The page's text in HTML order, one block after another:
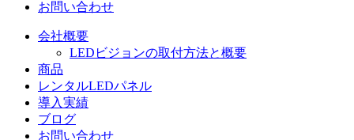
お問い合わせ
会社概要
LEDビジョンの取付方法と概要
商品
レンタルLEDパネル
導入実績
ブログ
お問い合わせ